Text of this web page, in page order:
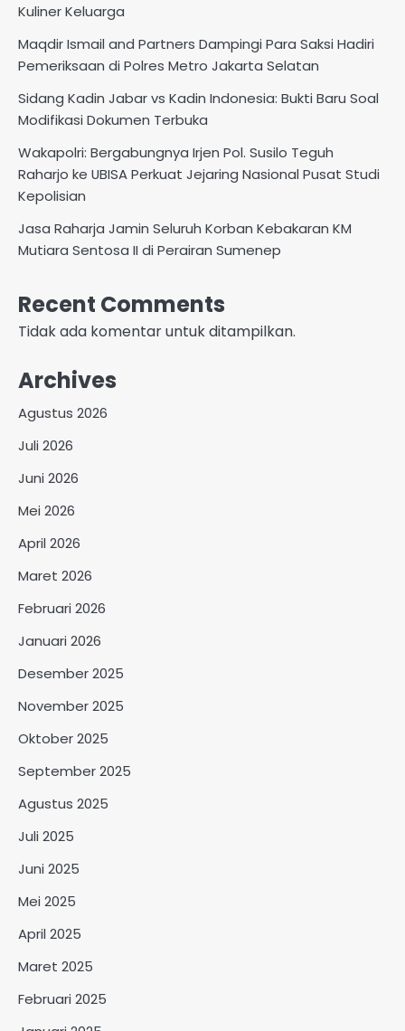
Kuliner Keluarga
Maqdir Ismail and Partners Dampingi Para Saksi Hadiri
Pemeriksaan di Polres Metro Jakarta Selatan
Sidang Kadin Jabar vs Kadin Indonesia: Bukti Baru Soal
Modifikasi Dokumen Terbuka
Wakapolri: Bergabungnya Irjen Pol. Susilo Teguh
Raharjo ke UBISA Perkuat Jejaring Nasional Pusat Studi
Kepolisian
Jasa Raharja Jamin Seluruh Korban Kebakaran KM
Mutiara Sentosa II di Perairan Sumenep
Recent Comments
Tidak ada komentar untuk ditampilkan.
Archives
Agustus 2026
Juli 2026
Juni 2026
Mei 2026
April 2026
Maret 2026
Februari 2026
Januari 2026
Desember 2025
November 2025
Oktober 2025
September 2025
Agustus 2025
Juli 2025
Juni 2025
Mei 2025
April 2025
Maret 2025
Februari 2025